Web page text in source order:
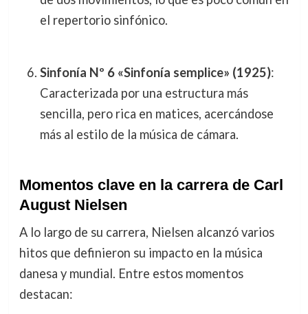
el repertorio sinfónico.
Sinfonía Nº 6 «Sinfonía semplice» (1925):
Caracterizada por una estructura más
sencilla, pero rica en matices, acercándose
más al estilo de la música de cámara.
Momentos clave en la carrera de Carl
August Nielsen
A lo largo de su carrera, Nielsen alcanzó varios
hitos que definieron su impacto en la música
danesa y mundial. Entre estos momentos
destacan: